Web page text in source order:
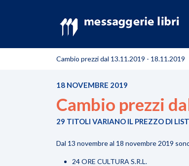
Cambio prezzi dal 13.11.2019 - 18.11.2019
18 NOVEMBRE 2019
Cambio prezzi
29 TITOLI VARIANO IL PREZZO DI
Dal 13 novembre al 18 novembre 2019
24 ORE CULTURA S.R.L.